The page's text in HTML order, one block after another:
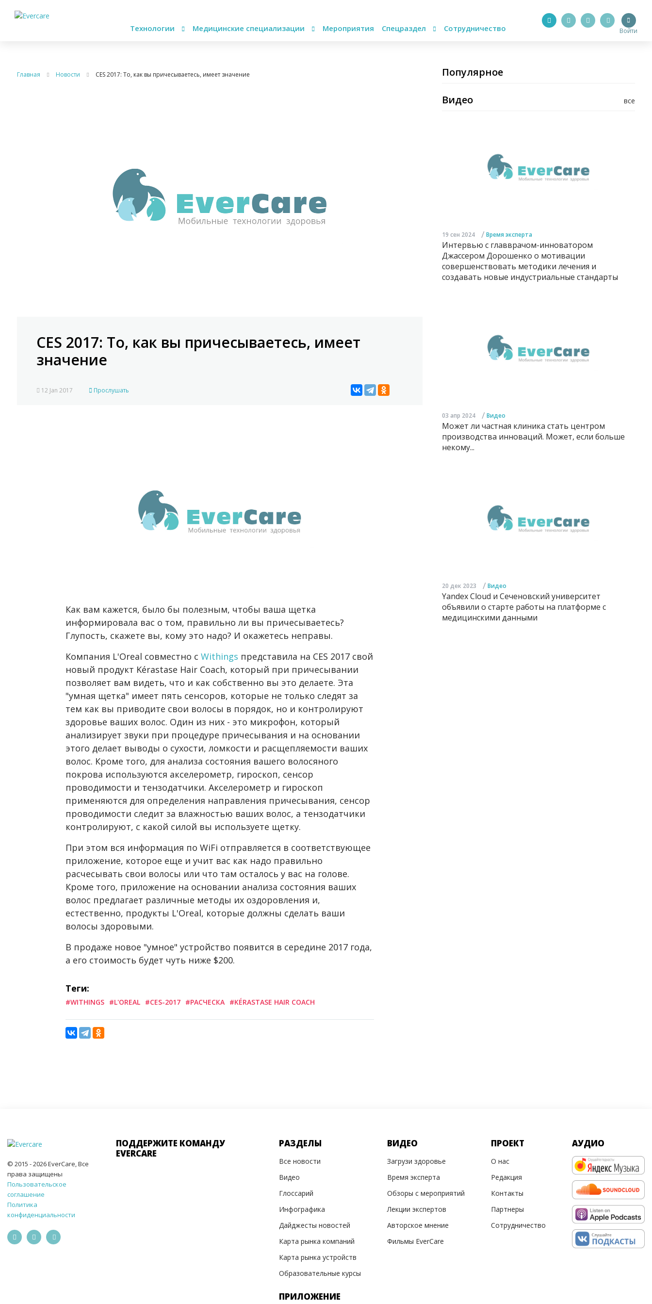
Технологии Медицинские специализации Мероприятия Спецраздел Сотрудничество Войти
Главная Новости CES 2017: То, как вы причесываетесь, имеет значение
CES 2017: То, как вы причесываетесь, имеет
значение
12 Jan 2017 Прослушать
Как вам кажется, было бы полезным, чтобы ваша щетка
информировала вас о том, правильно ли вы причесываетесь?
Глупость, скажете вы, кому это надо? И окажетесь неправы.
Компания L'Oreal совместно с Withings представила на CES 2017 свой
новый продукт Kérastase Hair Coach, который при причесывании
позволяет вам видеть, что и как собственно вы это делаете. Эта
"умная щетка" имеет пять сенсоров, которые не только следят за
тем как вы приводите свои волосы в порядок, но и контролируют
здоровье ваших волос. Один из них - это микрофон, который
анализирует звуки при процедуре причесывания и на основании
этого делает выводы о сухости, ломкости и расщепляемости ваших
волос. Кроме того, для анализа состояния вашего волосяного
покрова используются акселерометр, гироскоп, сенсор
проводимости и тензодатчики. Акселерометр и гироскоп
применяются для определения направления причесывания, сенсор
проводимости следит за влажностью ваших волос, а тензодатчики
контролируют, с какой силой вы используете щетку.
При этом вся информация по WiFi отправляется в соответствующее
приложение, которое еще и учит вас как надо правильно
расчесывать свои волосы или что там осталось у вас на голове.
Кроме того, приложение на основании анализа состояния ваших
волос предлагает различные методы их оздоровления и,
естественно, продукты L'Oreal, которые должны сделать ваши
волосы здоровыми.
В продаже новое "умное" устройство появится в середине 2017 года,
а его стоимость будет чуть ниже $200.
Теги:
#WITHINGS #L'OREAL #CES-2017 #РАСЧЕСКА #KÉRASTASE HAIR COACH
Популярное
все
Видео
19 сен 2024 / Время эксперта
Интервью с главврачом-инноватором
Джассером Дорошенко о мотивации
совершенствовать методики лечения и
создавать новые индустриальные стандарты
03 апр 2024 / Видео
Может ли частная клиника стать центром
производства инноваций. Может, если больше
некому...
20 дек 2023 / Видео
Yandex Cloud и Сеченовский университет
объявили о старте работы на платформе с
медицинскими данными
© 2015 - 2026 EverCare, Все
права защищены
Пользовательское
соглашение
Политика
конфиденциальности
ПОДДЕРЖИТЕ КОМАНДУ
EVERCARE
РАЗДЕЛЫ
Все новости
Видео
Глоссарий
Инфографика
Дайджесты новостей
Карта рынка компаний
Карта рынка устройств
Образовательные курсы
ПРИЛОЖЕНИЕ
ВИДЕО
Загрузи здоровье
Время эксперта
Обзоры с мероприятий
Лекции экспертов
Авторское мнение
Фильмы EverCare
ПРОЕКТ
О нас
Редакция
Контакты
Партнеры
Сотрудничество
АУДИО